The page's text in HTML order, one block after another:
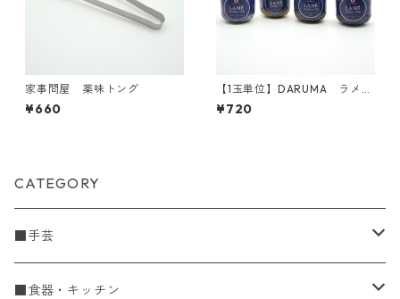
家事問屋 薬味トング
¥660
【1玉単位】DARUMA ラメの
レ－ス糸#30
¥720
CATEGORY
■手芸
手編糸
■食器・キッチン